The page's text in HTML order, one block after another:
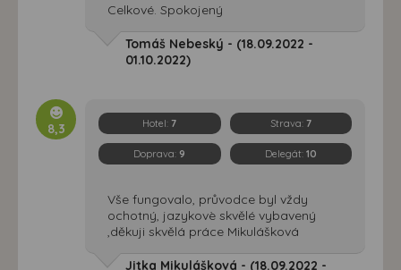
Celkové. Spokojený
Tomáš Nebeský - (18.09.2022 -
01.10.2022)
8,3 Hotel:7 Strava: 7
Doprava: 9 Delegát: 10
Vše fungovalo, průvodce byl vždy
ochotný, jazykovè skvělé vybavený
,děkuji skvělá práce Mikulášková
Jitka Mikulášková - (18.09.2022 -